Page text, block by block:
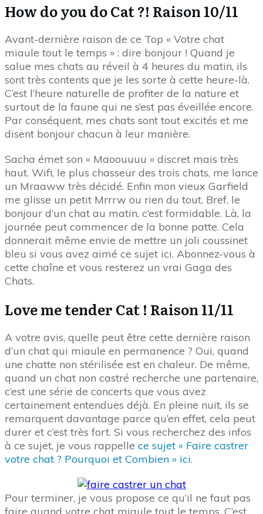
How do you do Cat ?! Raison 10/11
Avant-dernière raison de ce Top « Votre chat
miaule tout le temps » : dire bonjour ! Quand je
salue mes chats au réveil à 4 heures du matin, ils
sont très contents que je les sorte à cette heure-là.
C’est l’heure naturelle de profiter de la nature et
surtout de la faune qui ne s’est pas éveillée encore.
Par conséquent, mes chats sont tout excités et me
disent bonjour chacun à leur manière.
Sacha émet son « Maoouuuu » discret mais très
haut. Wifi, le plus chasseur des trois chats, me lance
un Mraaww très décidé. Enfin mon vieux Garfield
me glisse un petit Mrrrw ou rien du tout. Bref, le
bonjour d’un chat au matin, c’est formidable. Là, la
journée peut commencer de la bonne patte. Cela
donnerait même envie de mettre un joli coussinet
bleu si vous avez aimé ce sujet ici. Abonnez-vous à
cette chaîne et vous resterez un vrai Gaga des
Chats.
Love me tender Cat ! Raison 11/11
A votre avis, quelle peut être cette dernière raison
d’un chat qui miaule en permanence ? Oui, quand
une chatte non stérilisée est en chaleur. De même,
quand un chat non castré recherche une partenaire,
c’est une série de concerts que vous avez
certainement entendues déjà. En pleine nuit, ils se
remarquent davantage parce qu’en effet, cela peut
durer et c’est très fort. Si vous recherchez des infos
à ce sujet, je vous rappelle ce sujet « Faire castrer
votre chat ? Pourquoi et Combien » ici.
Pour terminer, je vous propose ce qu’il ne faut pas